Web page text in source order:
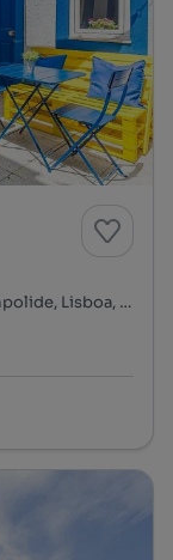
Rua de Campolide, Nova Campolide, Campolide, Lisboa, Lisboa